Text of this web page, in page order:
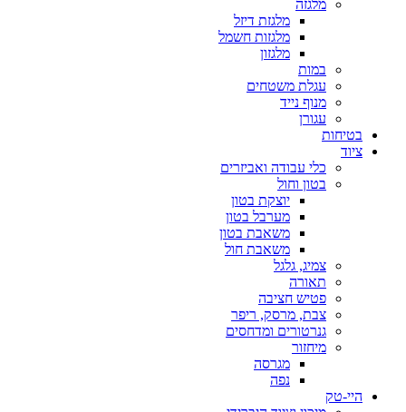
מלגזה
מלגזת דיזל
מלגזות חשמל
מלגזון
במות
עגלת משטחים
מנוף נייד
עגורן
בטיחות
ציוד
כלי עבודה ואביזרים
בטון וחול
יוצקת בטון
מערבל בטון
משאבת בטון
משאבת חול
צמיג, גלגל
תאורה
פטיש חציבה
צבת, מרסק, ריפר
גנרטורים ומדחסים
מיחזור
מגרסה
נפה
היי-טק